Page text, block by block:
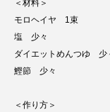
＜材料＞
モロヘイヤ 1束
塩 少々
ダイエットめんつゆ 少
鰹節 少々
＜作り方＞